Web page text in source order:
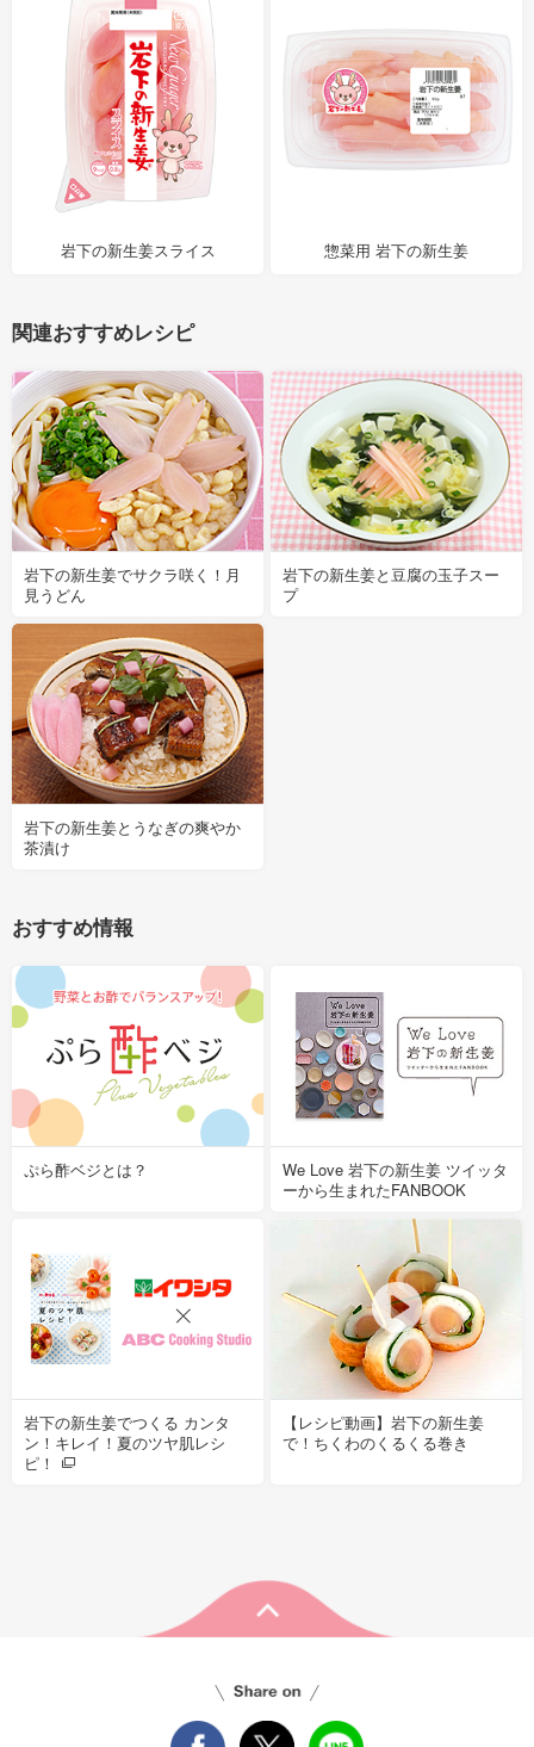
岩下の新生姜スライス 惣菜用 岩下の新生姜
関連おすすめレシピ
岩下の新生姜でサクラ咲く！月
見うどん
岩下の新生姜と豆腐の玉子スー
プ
岩下の新生姜とうなぎの爽やか
茶漬け
おすすめ情報
ぷら酢ベジとは？
We Love 岩下の新生姜 ツイッタ
ーから生まれたFANBOOK
岩下の新生姜でつくる カンタ
ン！キレイ！夏のツヤ肌レシ
ピ！
【レシピ動画】岩下の新生姜
で！ちくわのくるくる巻き